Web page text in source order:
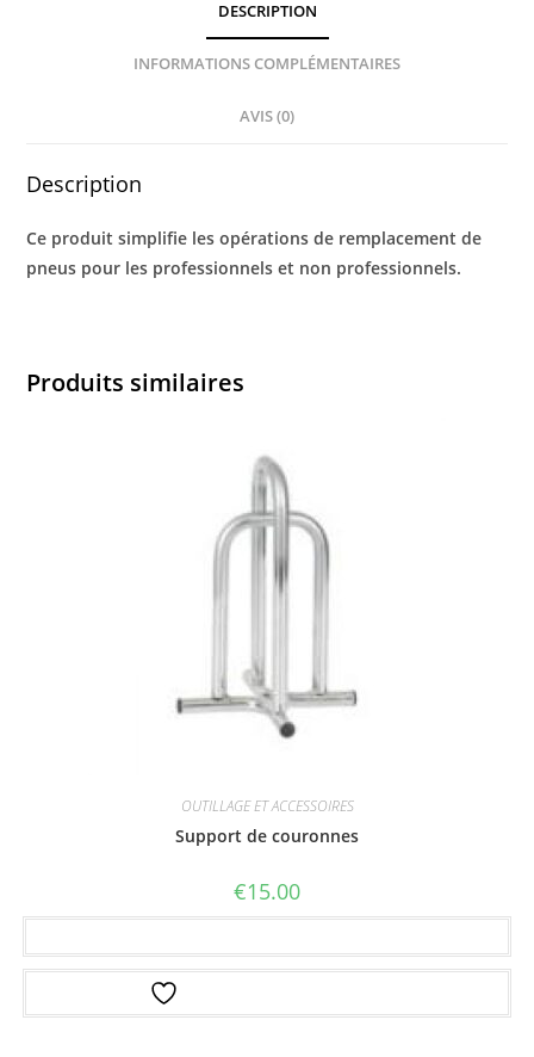
DESCRIPTION
INFORMATIONS COMPLÉMENTAIRES
AVIS (0)
Description
Ce produit simplifie les opérations de remplacement de
pneus pour les professionnels et non professionnels.
Produits similaires
OUTILLAGE ET ACCESSOIRES
Support de couronnes
€15.00